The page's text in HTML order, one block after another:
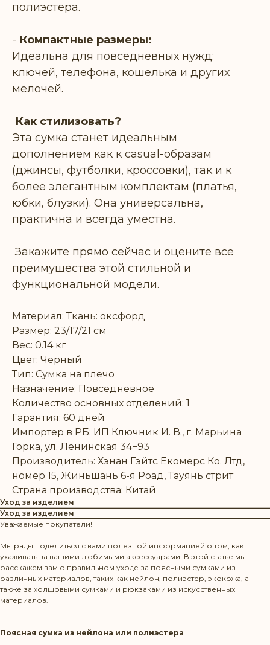
полиэстера.
- Компактные размеры:
Идеальна для повседневных нужд:
ключей, телефона, кошелька и других
мелочей.
Как стилизовать?
Эта сумка станет идеальным
дополнением как к casual-образам
(джинсы, футболки, кроссовки), так и к
более элегантным комплектам (платья,
юбки, блузки). Она универсальна,
практична и всегда уместна.
Закажите прямо сейчас и оцените все
преимущества этой стильной и
функциональной модели.
Материал: Ткань: оксфорд
Размер: 23/17/21 см
Вес: 0.14 кг
Цвет: Черный
Тип: Сумка на плечо
Назначение: Повседневное
Количество основных отделений: 1
Гарантия: 60 дней
Импортер в РБ: ИП Ключник И. В., г. Марьина
Горка, ул. Ленинская 34−93
Производитель: Хэнан Гэйтс Екомерс Ко. Лтд,
номер 15, Жиньшань 6-я Роад, Тауянь стрит
Страна производства: Китай
Уход за изделием
Уход за изделием
Уважаемые покупатели!
Мы рады поделиться с вами полезной информацией о том, как
ухаживать за вашими любимыми аксессуарами. В этой статье мы
расскажем вам о правильном уходе за поясными сумками из
различных материалов, таких как нейлон, полиэстер, экокожа, а
также за холщовыми сумками и рюкзаками из искусственных
материалов.
Поясная сумка из нейлона или полиэстера